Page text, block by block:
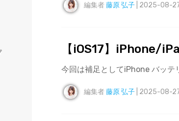
編集者藤原 弘子 | 2025-08-
【iOS17】iPhone/
今回は補足としてiPhone バッテ
編集者藤原 弘子 | 2025-08-